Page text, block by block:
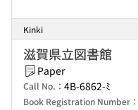
Kinki
滋賀県立図書館
Paper
Call No.： 4B-6862-ﾐ
Book Registration Number：